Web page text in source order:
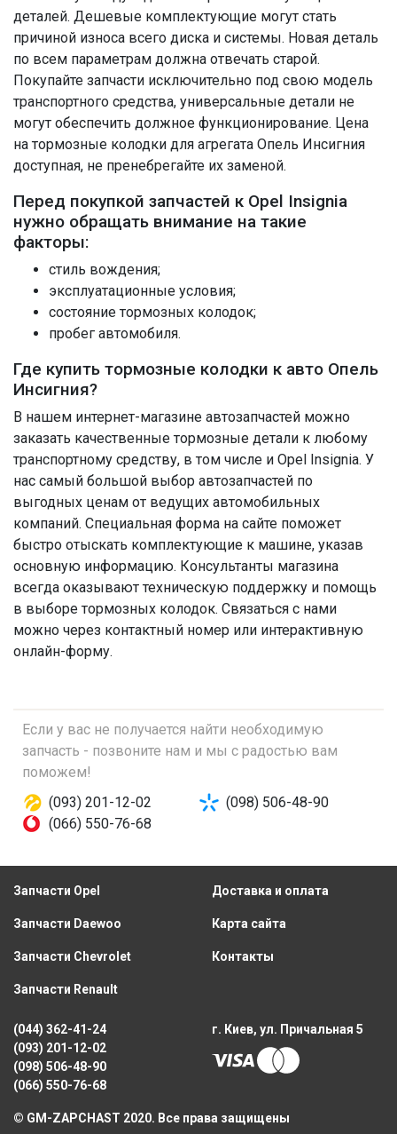
деталей. Дешевые комплектующие могут стать
причиной износа всего диска и системы. Новая деталь
по всем параметрам должна отвечать старой.
Покупайте запчасти исключительно под свою модель
транспортного средства, универсальные детали не
могут обеспечить должное функционирование. Цена
на тормозные колодки для агрегата Опель Инсигния
доступная, не пренебрегайте их заменой.
Перед покупкой запчастей к Opel Insignia
нужно обращать внимание на такие
факторы:
стиль вождения;
эксплуатационные условия;
состояние тормозных колодок;
пробег автомобиля.
Где купить тормозные колодки к авто Опель
Инсигния?
В нашем интернет-магазине автозапчастей можно
заказать качественные тормозные детали к любому
транспортному средству, в том числе и Opel Insignia. У
нас самый большой выбор автозапчастей по
выгодных ценам от ведущих автомобильных
компаний. Специальная форма на сайте поможет
быстро отыскать комплектующие к машине, указав
основную информацию. Консультанты магазина
всегда оказывают техническую поддержку и помощь
в выборе тормозных колодок. Связаться с нами
можно через контактный номер или интерактивную
онлайн-форму.
Если у вас не получается найти необходимую
запчасть - позвоните нам и мы с радостью вам
поможем!
(093) 201-12-02
(098) 506-48-90
(066) 550-76-68
Запчасти Opel
Запчасти Daewoo
Запчасти Chevrolet
Запчасти Renault
Доставка и оплата
Карта сайта
Контакты
(044) 362-41-24
(093) 201-12-02
(098) 506-48-90
(066) 550-76-68
г. Киев, ул. Причальная 5
© GM-ZAPCHAST 2020. Все права защищены